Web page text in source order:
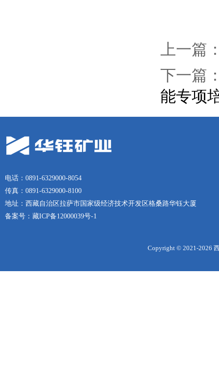
上一篇
下一篇
能专项
电话：0891-6329000-8054
传真：0891-6329000-8100
地址：西藏自治区拉萨市国家级经济技术开发区格桑路华钰大厦
备案号： 藏ICP备12000039号-1
Copyright © 2021-2026